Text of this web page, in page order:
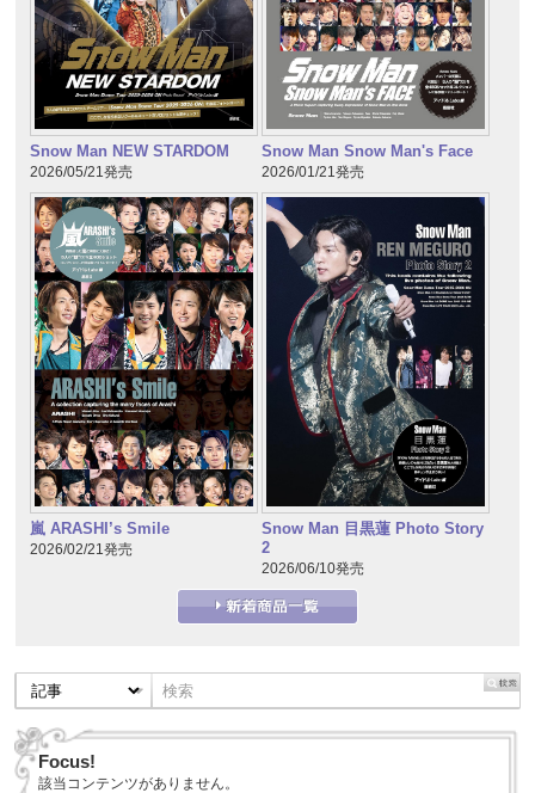
Snow Man NEW STARDOM
2026/05/21発売
Snow Man Snow Man's Face
2026/01/21発売
嵐 ARASHI’s Smile
2026/02/21発売
Snow Man 目黒蓮 Photo Story
2
2026/06/10発売
Focus!
該当コンテンツがありません。